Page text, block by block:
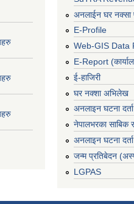
अनलाईन घर नक्सा
E-Profile
Web-GIS Data
E-Report
ई-हाजिरी
घर नक्शा अभिलेख
अनलाइन घटना
नेपालभरका साबिक
अनलाइन घटना
जन्म प्रतिबेदन
LGPAS